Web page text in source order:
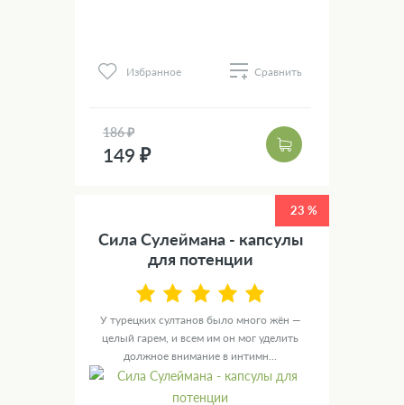
Избранное Сравнить
186 ₽
149 ₽
23 %
Сила Сулеймана - капсулы
для потенции
У турецких султанов было много жён —
целый гарем, и всем им он мог уделить
должное внимание в интимн...